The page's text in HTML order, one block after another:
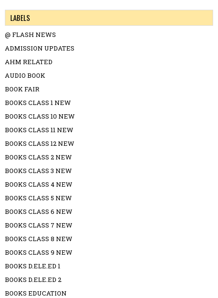
LABELS
@ FLASH NEWS
ADMISSION UPDATES
AHM RELATED
AUDIO BOOK
BOOK FAIR
BOOKS CLASS 1 NEW
BOOKS CLASS 10 NEW
BOOKS CLASS 11 NEW
BOOKS CLASS 12 NEW
BOOKS CLASS 2 NEW
BOOKS CLASS 3 NEW
BOOKS CLASS 4 NEW
BOOKS CLASS 5 NEW
BOOKS CLASS 6 NEW
BOOKS CLASS 7 NEW
BOOKS CLASS 8 NEW
BOOKS CLASS 9 NEW
BOOKS D.ELE.ED 1
BOOKS D.ELE.ED 2
BOOKS EDUCATION